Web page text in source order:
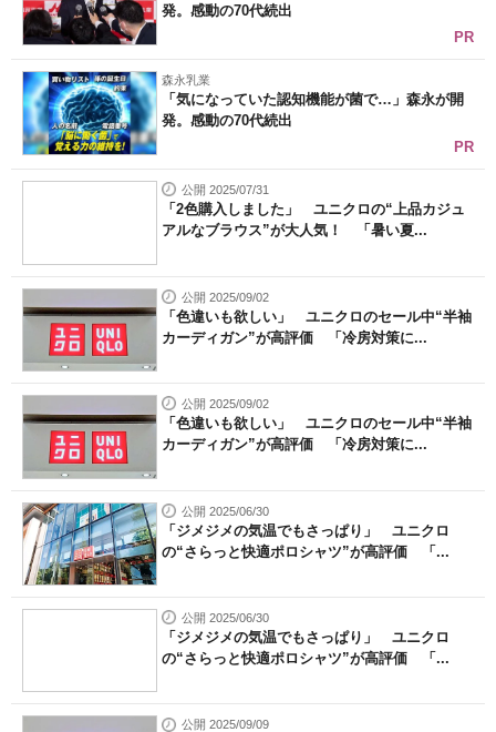
発。感動の70代続出
PR
森永乳業
「気になっていた認知機能が菌で…」森永が開
発。感動の70代続出
PR
公開 2025/07/31
「2色購入しました」 ユニクロの“上品カジュ
アルなブラウス”が大人気！ 「暑い夏...
公開 2025/09/02
「色違いも欲しい」 ユニクロのセール中“半袖
カーディガン”が高評価 「冷房対策に...
公開 2025/09/02
「色違いも欲しい」 ユニクロのセール中“半袖
カーディガン”が高評価 「冷房対策に...
公開 2025/06/30
「ジメジメの気温でもさっぱり」 ユニクロ
の“さらっと快適ポロシャツ”が高評価 「...
公開 2025/06/30
「ジメジメの気温でもさっぱり」 ユニクロ
の“さらっと快適ポロシャツ”が高評価 「...
公開 2025/09/09